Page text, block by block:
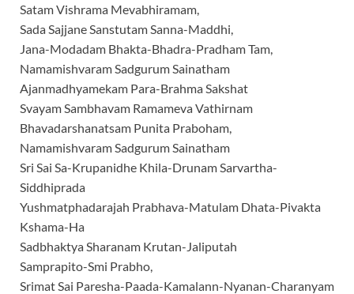
Satam Vishrama Mevabhiramam,
Sada Sajjane Sanstutam Sanna-Maddhi,
Jana-Modadam Bhakta-Bhadra-Pradham Tam,
Namamishvaram Sadgurum Sainatham
Ajanmadhyamekam Para-Brahma Sakshat
Svayam Sambhavam Ramameva Vathirnam
Bhavadarshanatsam Punita Praboham,
Namamishvaram Sadgurum Sainatham
Sri Sai Sa-Krupanidhe Khila-Drunam Sarvartha-
Siddhiprada
Yushmatphadarajah Prabhava-Matulam Dhata-Pivakta
Kshama-Ha
Sadbhaktya Sharanam Krutan-Jaliputah
Samprapito-Smi Prabho,
Srimat Sai Paresha-Paada-Kamalann-Nyanan-Charanyam